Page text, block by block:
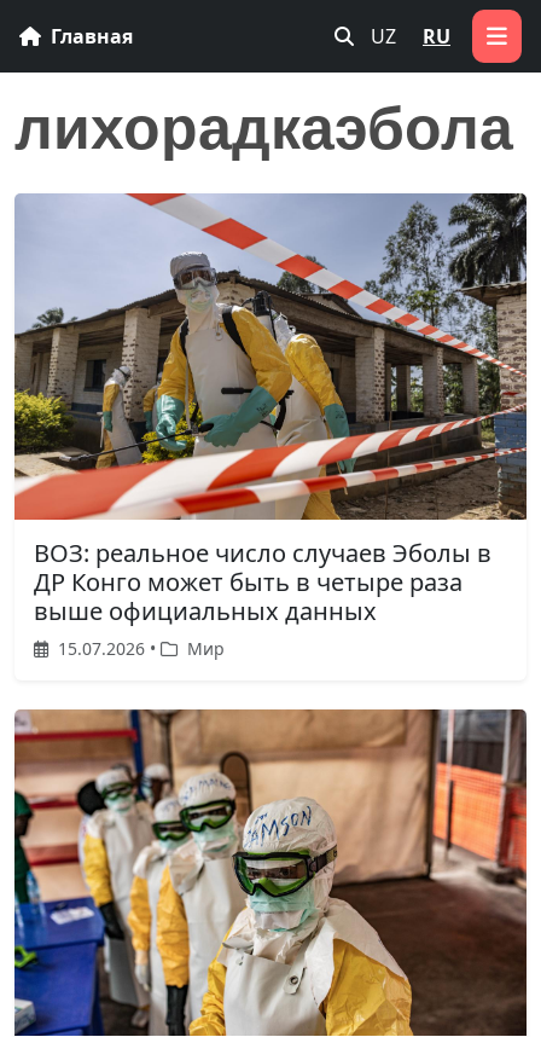
Главная UZ RU
лихорадкаэбола
ВОЗ: реальное число случаев Эболы в
ДР Конго может быть в четыре раза
выше официальных данных
15.07.2026 • Мир